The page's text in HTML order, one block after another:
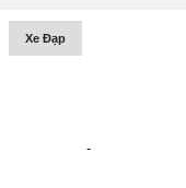
Xe Đạp
-